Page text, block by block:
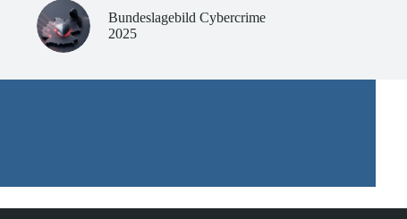
Bundeslagebild Cybercrime
2025